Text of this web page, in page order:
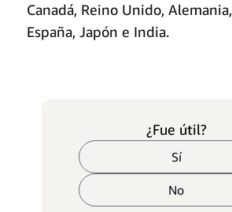
Canadá, Reino Unido,
España, Japón e India.
¿Fue útil?
Sí
No